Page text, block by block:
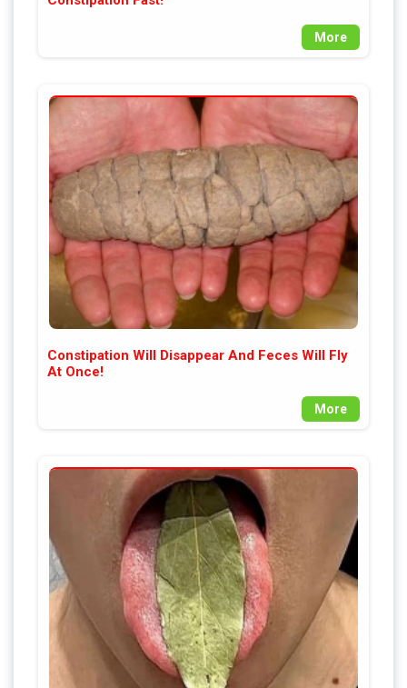
More
Constipation Will Disappear And Feces Will Fly
At Once!
More